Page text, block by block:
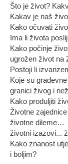
Što je život?
Kakav je naš
Kako očuvati
Ima li života
Kako počinje
ugrožen život na
Postoji li
Koje su
granici živog i
Kako produljiti
Životne
životne dileme…
životni izazovi...
Kako znanost
i boljim?